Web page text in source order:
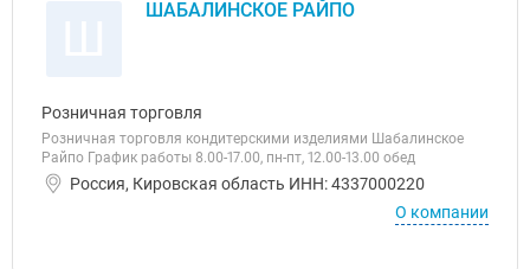
ШАБАЛИНСКОЕ РАЙПО
Розничная торговля
Розничная торговля кондитерскими изделиями Шабалинское
Райпо График работы 8.00-17.00, пн-пт, 12.00-13.00 обед
Россия, Кировская область ИНН: 4337000220
О компании